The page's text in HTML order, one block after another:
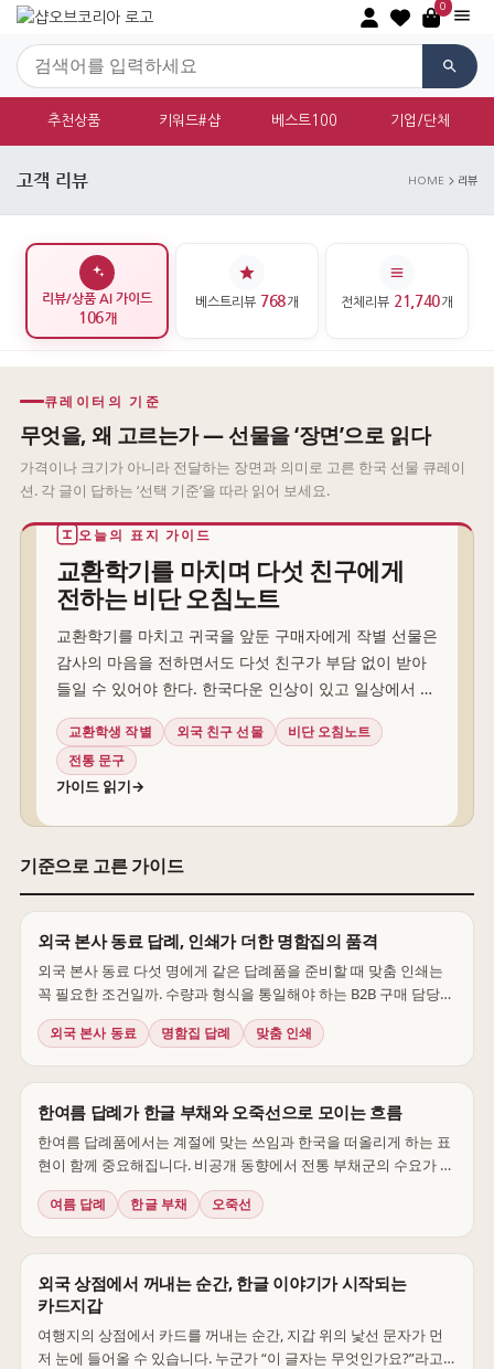
0
추천상품 키워드#샵 베스트100 기업/단체
고객 리뷰 HOME 리뷰
리뷰/상품 AI 가이드
106개
베스트리뷰 768개 전체리뷰 21,740개
큐레이터의 기준
무엇을, 왜 고르는가 — 선물을 ‘장면’으로 읽다
가격이나 크기가 아니라 전달하는 장면과 의미로 고른 한국 선물 큐레이
션. 각 글이 답하는 ‘선택 기준’을 따라 읽어 보세요.
오늘의 표지 가이드
교환학기를 마치며 다섯 친구에게
전하는 비단 오침노트
교환학기를 마치고 귀국을 앞둔 구매자에게 작별 선물은
감사의 마음을 전하면서도 다섯 친구가 부담 없이 받아
들일 수 있어야 한다. 한국다운 인상이 있고 일상에서 쓸
수 있는 문구류라면 그 조건에 가까워진다. 이때 후보로
떠오르는 것이 ‘비단으로 만든 전통 오침노트-청색’이다.
교환학생 작별 외국 친구 선물
비단 오침노트
전통 문구
가이드 읽기→
기준으로 고른 가이드
외국 본사 동료 답례, 인쇄가 더한 명함집의 품격
외국 본사 동료 다섯 명에게 같은 답례품을 준비할 때 맞춤 인쇄는
꼭 필요한 조건일까. 수량과 형식을 통일해야 하는 B2B 구매 담당자
에게 인쇄는 단순한 장식보다, 동일한 선물에 기억할 만한 계기를
더할 수 있는지 판단해야 할 항목에 가깝다.
외국 본사 동료 명함집 답례 맞춤 인쇄
한여름 답례가 한글 부채와 오죽선으로 모이는 흐름
한여름 답례품에서는 계절에 맞는 쓰임과 한국을 떠올리게 하는 표
현이 함께 중요해집니다. 비공개 동향에서 전통 부채군의 수요가 상
승하는 흐름이 관찰되며, 특히 훈민정음 모티프와 태극기·전통 풍경
을 담은 오죽선 계열이 눈에 띕니다. 다만 이러한 흐름만으로 구매
건네려는 한여름 답례 수요로 해석합니다.
여름 답례 한글 부채 오죽선
외국 상점에서 꺼내는 순간, 한글 이야기가 시작되는
카드지갑
여행지의 상점에서 카드를 꺼내는 순간, 지갑 위의 낯선 문자가 먼
저 눈에 들어올 수 있습니다. 누군가 “이 글자는 무엇인가요?”라고